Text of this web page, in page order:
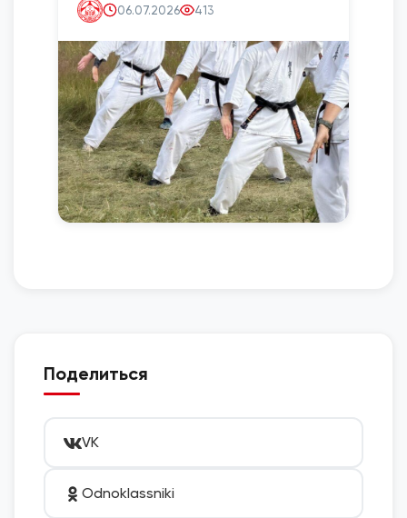
06.07.2026 413
Поделиться
VK
Odnoklassniki